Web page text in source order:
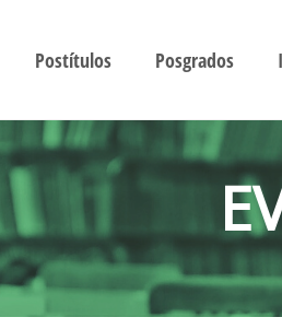
Postítulos Posgrados